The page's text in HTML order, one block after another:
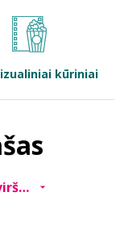
kūriniai